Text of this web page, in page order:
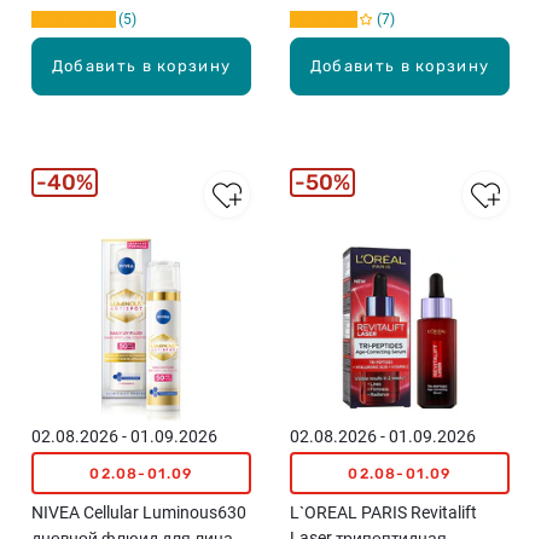
Добавить в корзину
5
Добавить в корзину
7
02.08.2026 - 01.09.2026
02.08-01.09
NIVEA Cellular Luminous630
40%
02.08.2026 - 01.09.2026
02.08-01.09
L`OREAL PARIS Revitalift
50%